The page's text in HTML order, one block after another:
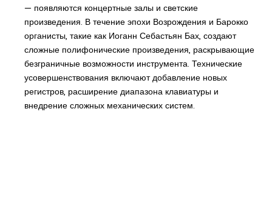
— появляются концертные залы и светские
произведения. В течение эпохи Возрождения и Барокко
органисты, такие как Иоганн Себастьян Бах, создают
сложные полифонические произведения, раскрывающие
безграничные возможности инструмента. Технические
усовершенствования включают добавление новых
регистров, расширение диапазона клавиатуры и
внедрение сложных механических систем.